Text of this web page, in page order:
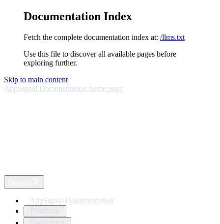
Documentation Index
Fetch the complete documentation index at: /llms.txt
Use this file to discover all available pages before
exploring further.
Skip to main content
AppSignal Documentation home page
AppSignal-Dokumentation